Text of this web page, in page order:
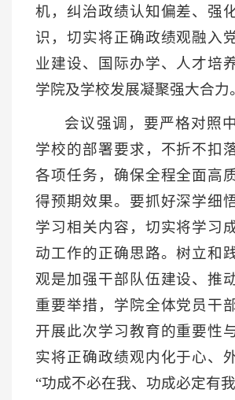
机，纠治政绩认知偏差、强
识，切实将正确政绩观融入
业建设、国际办学、人才培
学院及学校发展凝聚强大合力
会议强调，要严格对照
学校的部署要求，不折不扣
各项任务，确保全程全面高
得预期效果。要抓好深学细
学习相关内容，切实将学习
动工作的正确思路。树立和
观是加强干部队伍建设、推
重要举措，学院全体党员干
开展此次学习教育的重要性
实将正确政绩观内化于心、
“功成不必在我、功成必定有